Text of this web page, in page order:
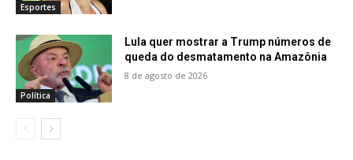
Esportes
Política
Lula quer mostrar a Trump números de
queda do desmatamento na Amazônia
8 de agosto de 2026